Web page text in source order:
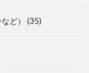
ど） (35)